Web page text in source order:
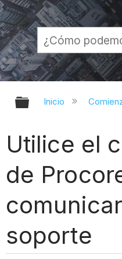
Expandir/
Inicio
Utilice el
de
soporte